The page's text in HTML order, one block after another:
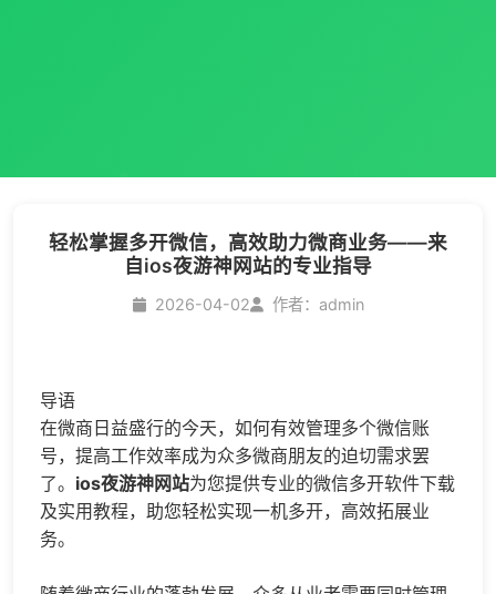
轻松掌握多开微信，高效助力微商业务——来
自ios夜游神网站的专业指导
2026-04-02 作者：admin
导语
在微商日益盛行的今天，如何有效管理多个微信账
号，提高工作效率成为众多微商朋友的迫切需求罢
了。 ios夜游神网站为您提供专业的微信多开软件下载
及实用教程，助您轻松实现一机多开，高效拓展业
务。